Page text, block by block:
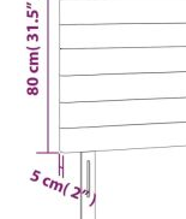
Когато плащате
поръчката Ви
разполагате с
Отложено до 30
поръчката без
400 лв. / €204,52
Плащане на 4
поръчката си на
разделя на 3
покупки на